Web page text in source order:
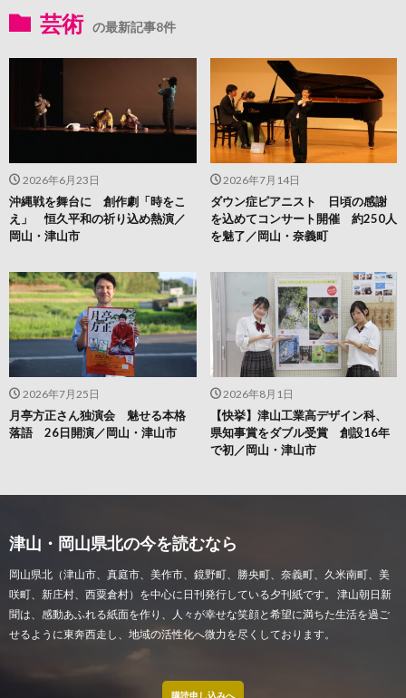
芸術 の最新記事8件
2026年8月1日
【快挙】津山工業高デザイン科、
県知事賞をダブル受賞 創設16年
で初／岡山・津山市
2026年7月25日
月亭方正さん独演会 魅せる本格
落語 26日開演／岡山・津山市
2026年7月14日
ダウン症ピアニスト 日頃の感謝
を込めてコンサート開催 約250人
を魅了／岡山・奈義町
2026年6月23日
沖縄戦を舞台に 創作劇「時をこ
え」 恒久平和の祈り込め熱演／
岡山・津山市
津山・岡山県北の今を読むなら
岡山県北（津山市、真庭市、美作市、鏡野町、勝央町、奈義町、久米南町、美
咲町、新庄村、西粟倉村）を中心に日刊発行している夕刊紙です。 津山朝日新
聞は、感動あふれる紙面を作り、人々が幸せな笑顔と希望に満ちた生活を過ご
せるように東奔西走し、地域の活性化へ微力を尽くしております。
購読申し込みへ